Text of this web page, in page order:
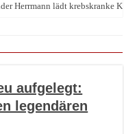
Herrmann lädt krebskranke
Lingerie-Branche wurde
aufgelegt:
legendären